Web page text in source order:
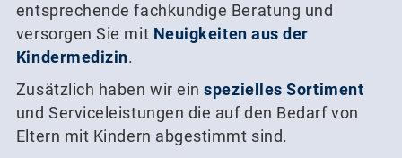
entsprechende fachkundige Beratung und
versorgen Sie mit Neuigkeiten aus der
Kindermedizin.
Zusätzlich haben wir einspezielles Sortiment
und Serviceleistungen die auf den Bedarf von
Eltern mit Kindern abgestimmt sind.